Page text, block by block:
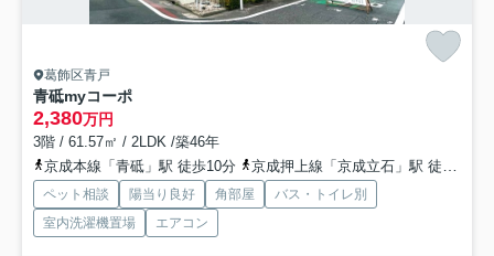
葛飾区青戸
青砥myコーポ
2,380万円
3階 / 61.57㎡ / 2LDK /築46年
京成本線「青砥」駅 徒歩10分
京成押上線「京成立石」駅 徒歩16分
ペット相談 陽当り良好 角部屋
バス・トイレ別
室内洗濯機置場
エアコン